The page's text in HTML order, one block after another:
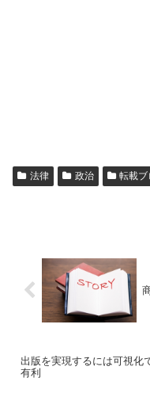
法律 政治 転載ブ
出版を実現するには可視化
有利